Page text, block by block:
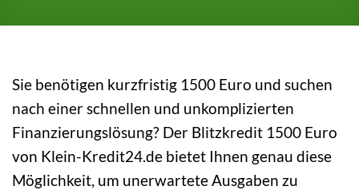
Sie benötigen kurzfristig 1500 Euro und suchen
nach einer schnellen und unkomplizierten
Finanzierungslösung? Der Blitzkredit 1500 Euro
von Klein-Kredit24.de bietet Ihnen genau diese
Möglichkeit, um unerwartete Ausgaben zu